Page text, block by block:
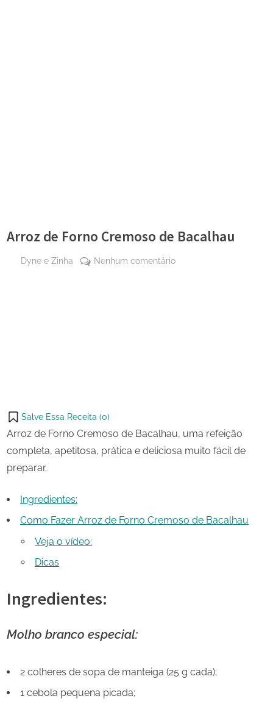
Arroz de Forno Cremoso de Bacalhau
By
Dyne e Zinha Nenhum comentárioem
on
X
Salve Essa Receita (0)
Arroz de Forno Cremoso de Bacalhau, uma refeição
completa, apetitosa, prática e deliciosa muito fácil de
preparar.
Ingredientes:
Como Fazer Arroz de Forno Cremoso de Bacalhau
Veja o vídeo:
Dicas
Ingredientes:
Molho branco especial:
2 colheres de sopa de manteiga (25 g cada);
1 cebola pequena picada;